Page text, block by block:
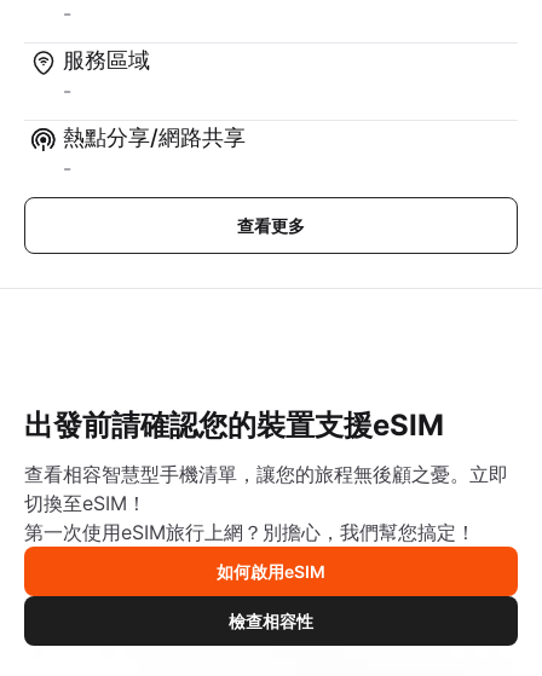
-
服務區域
-
熱點分享/網路共享
-
查看更多
出發前請確認您的裝置支援eSIM
查看相容智慧型手機清單，讓您的旅程無後顧之憂。立即
切換至eSIM！
第一次使用eSIM旅行上網？別擔心，我們幫您搞定！
如何啟用eSIM
檢查相容性